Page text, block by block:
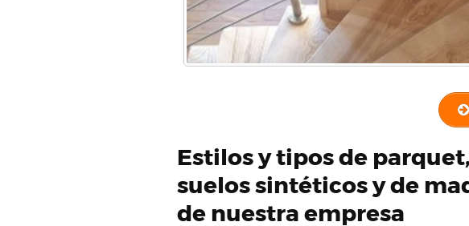
Estilos y tipos de parquet,
suelos sintéticos y de
de nuestra empresa